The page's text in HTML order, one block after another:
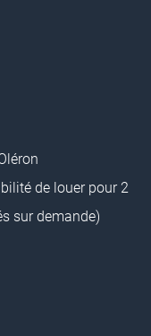
de louer pour 2
sur demande)